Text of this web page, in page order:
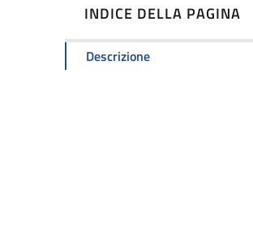
INDICE DELLA PAGINA
Descrizione